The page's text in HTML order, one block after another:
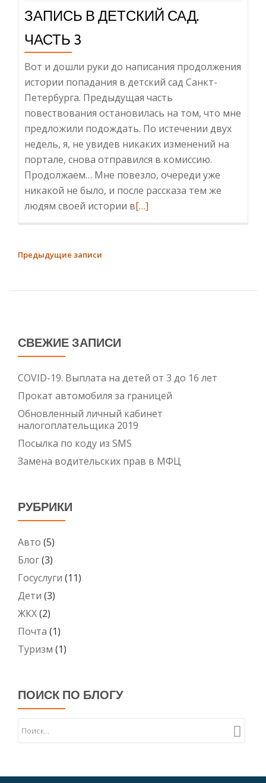
ЗАПИСЬ В ДЕТСКИЙ САД.
ЧАСТЬ 3
Вот и дошли руки до написания продолжения
истории попадания в детский сад Санкт-
Петербурга. Предыдущая часть
повествования остановилась на том, что мне
предложили подождать. По истечении двух
недель, я, не увидев никаких изменений на
портале, снова отправился в комиссию.
Продолжаем… Мне повезло, очереди уже
никакой не было, и после рассказа тем же
людям своей истории вЧитать
[…]
НАВИГАЦИЯ
Предыдущие записи
СВЕЖИЕ ЗАПИСИ
COVID-19. Выплата на детей от 3 до 16 лет
Прокат автомобиля за границей
Обновленный личный кабинет
налогоплательщика 2019
Посылка по коду из SMS
Замена водительских прав в МФЦ
РУБРИКИ
Авто (5)
Блог(3)
Госуслуги (11)
Дети (3)
ЖКХ(2)
Почта (1)
Туризм (1)
ПОИСК ПО БЛОГУ